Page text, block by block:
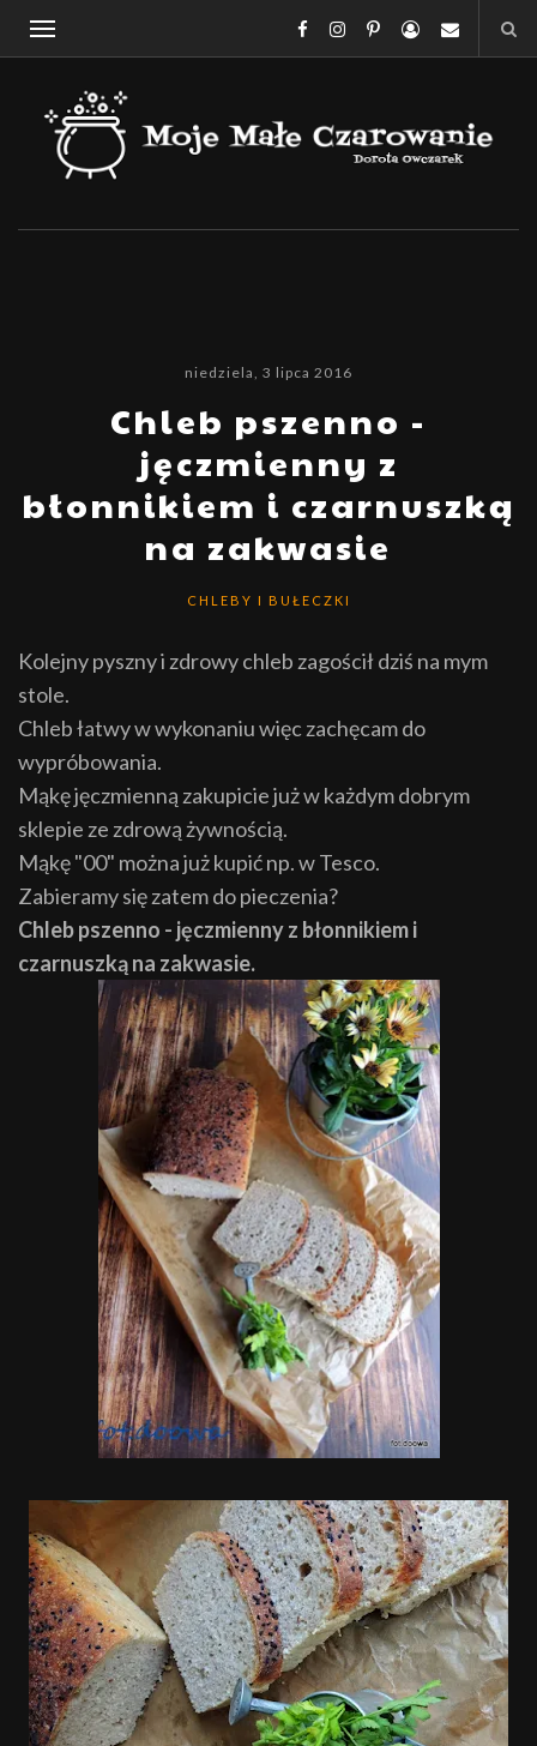
niedziela, 3 lipca 2016
Chleb pszenno -
jęczmienny z
błonnikiem i czarnuszką
na zakwasie
CHLEBY I BUŁECZKI
Kolejny pyszny i zdrowy chleb zagościł dziś na mym
stole.
Chleb łatwy w wykonaniu więc zachęcam do
wypróbowania.
Mąkę jęczmienną zakupicie już w każdym dobrym
sklepie ze zdrową żywnością.
Mąkę "00" można już kupić np. w Tesco.
Zabieramy się zatem do pieczenia?
Chleb pszenno - jęczmienny z błonnikiem i
czarnuszką na zakwasie.